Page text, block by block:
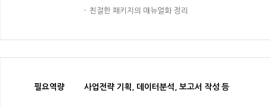
친절한 패키지의 매뉴얼화 정리
필요역량 사업전략 기획, 데이터분석, 보고서 작성 등